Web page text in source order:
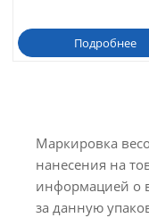
Подробнее
Маркировка
нанесения на
информацией о
за данную